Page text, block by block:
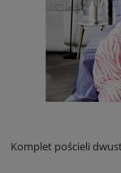
Komplet pościeli